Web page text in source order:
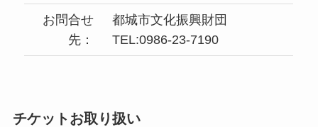
お問合せ
先：
都城市文化振興財団
TEL:0986-23-7190
チケットお取り扱い